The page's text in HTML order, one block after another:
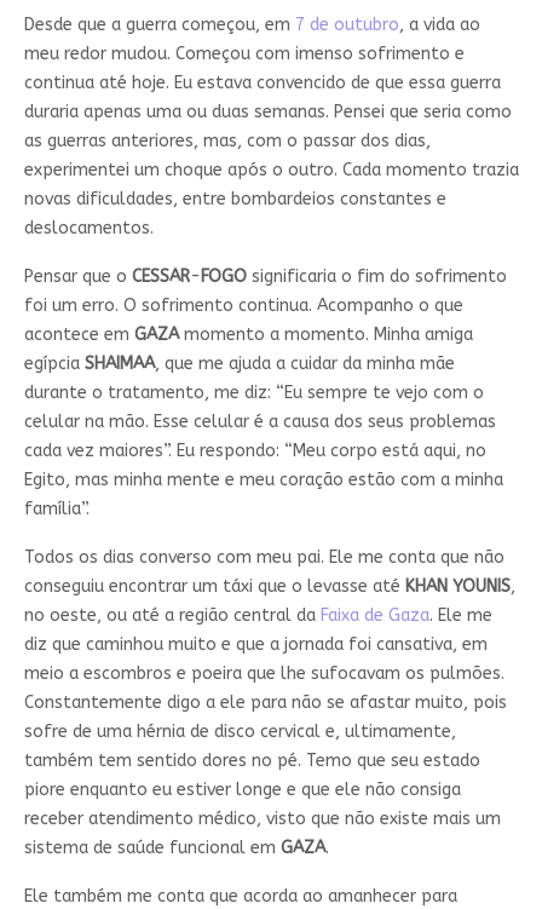
Desde que a guerra começou, em 7 de outubro, a vida ao
meu redor mudou. Começou com imenso sofrimento e
continua até hoje. Eu estava convencido de que essa guerra
duraria apenas uma ou duas semanas. Pensei que seria como
as guerras anteriores, mas, com o passar dos dias,
experimentei um choque após o outro. Cada momento trazia
novas dificuldades, entre bombardeios constantes e
deslocamentos.
Pensar que o CESSAR- FOGOsignificaria o fim do sofrimento
foi um erro. O sofrimento continua. Acompanho o que
acontece em GAZAmomento a momento. Minha amiga
egípcia SHAIMAA, que me ajuda a cuidar da minha mãe
durante o tratamento, me diz: “Eu sempre te vejo com o
celular na mão. Esse celular é a causa dos seus problemas
cada vez maiores”. Eu respondo: “Meu corpo está aqui, no
Egito, mas minha mente e meu coração estão com a minha
família”.
Todos os dias converso com meu pai. Ele me conta que não
conseguiu encontrar um táxi que o levasse até KHAN YOUNIS,
no oeste, ou até a região central da Faixa de Gaza. Ele me
diz que caminhou muito e que a jornada foi cansativa, em
meio a escombros e poeira que lhe sufocavam os pulmões.
Constantemente digo a ele para não se afastar muito, pois
sofre de uma hérnia de disco cervical e, ultimamente,
também tem sentido dores no pé. Temo que seu estado
piore enquanto eu estiver longe e que ele não consiga
receber atendimento médico, visto que não existe mais um
sistema de saúde funcional em GAZA.
Ele também me conta que acorda ao amanhecer para